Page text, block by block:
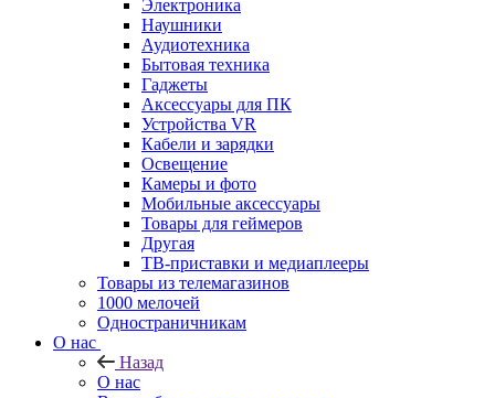
Электроника
Наушники
Аудиотехника
Бытовая техника
Гаджеты
Аксессуары для ПК
Устройства VR
Кабели и зарядки
Освещение
Камеры и фото
Мобильные аксессуары
Товары для геймеров
Другая
ТВ-приставки и медиаплееры
Товары из телемагазинов
1000 мелочей
Одностраничникам
О нас
Назад
О нас